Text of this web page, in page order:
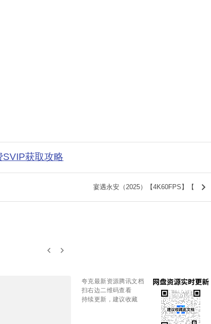
获取攻略
宴遇永安（2025）【4K60FPS】【 keyboard_arrow_right
keyboard_arrow_left keyboard_arrow_right
夸克最新资源腾讯文档
扫右边二维码查看
持续更新，建议收藏